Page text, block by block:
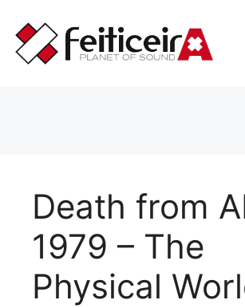
contenido
Death from
1979 – The
Physical